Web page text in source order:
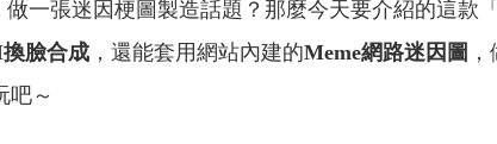
張迷因梗圖製造話題？那麼今天要介紹的這款
臉合成 ，還能套用網站內建的Meme網路迷因圖
吧～